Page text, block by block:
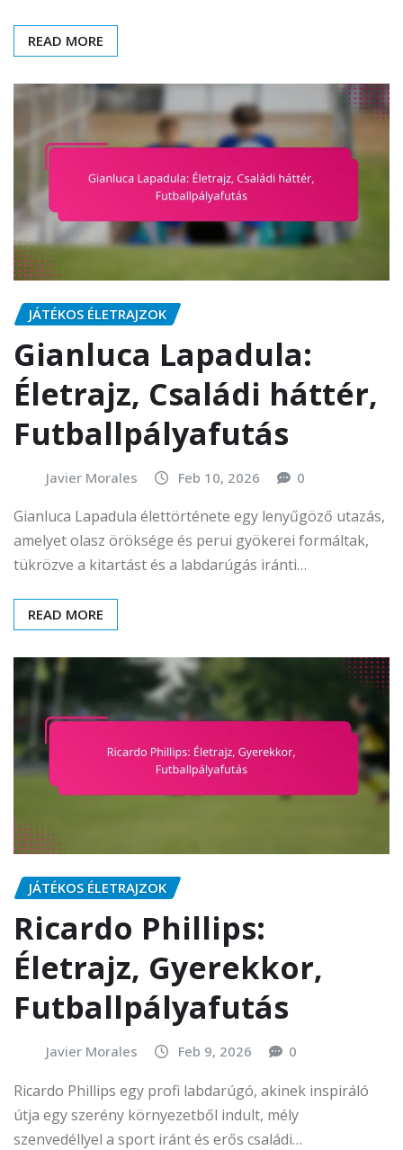
READ MORE
JÁTÉKOS ÉLETRAJZOK
Gianluca Lapadula:
Életrajz, Családi háttér,
Futballpályafutás
Javier Morales Feb 10, 2026 0
Gianluca Lapadula élettörténete egy lenyűgöző utazás,
amelyet olasz öröksége és perui gyökerei formáltak,
tükrözve a kitartást és a labdarúgás iránti…
READ MORE
JÁTÉKOS ÉLETRAJZOK
Ricardo Phillips:
Életrajz, Gyerekkor,
Futballpályafutás
Javier Morales Feb 9, 2026 0
Ricardo Phillips egy profi labdarúgó, akinek inspiráló
útja egy szerény környezetből indult, mély
szenvedéllyel a sport iránt és erős családi…